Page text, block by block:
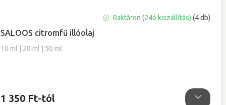
SALOOS citromfű illóolaj
10 ml | 20 ml | 50 ml
átlagos
értékelése
Raktáron (24ó kiszállítás)(4 db)
1 350 Ft-tól